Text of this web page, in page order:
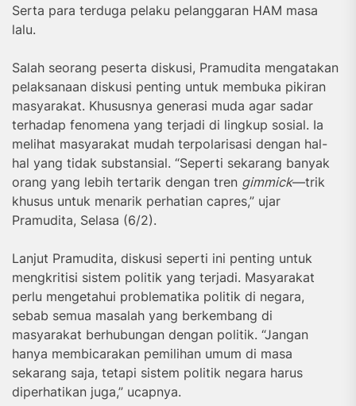
Serta para terduga pelaku pelanggaran HAM masa
lalu.
Salah seorang peserta diskusi, Pramudita mengatakan
pelaksanaan diskusi penting untuk membuka pikiran
masyarakat. Khususnya generasi muda agar sadar
terhadap fenomena yang terjadi di lingkup sosial. Ia
melihat masyarakat mudah terpolarisasi dengan hal-
hal yang tidak substansial. “Seperti sekarang banyak
orang yang lebih tertarik dengan tren gimmick—trik
khusus untuk menarik perhatian capres,” ujar
Pramudita, Selasa (6/2).
Lanjut Pramudita, diskusi seperti ini penting untuk
mengkritisi sistem politik yang terjadi. Masyarakat
perlu mengetahui problematika politik di negara,
sebab semua masalah yang berkembang di
masyarakat berhubungan dengan politik. “Jangan
hanya membicarakan pemilihan umum di masa
sekarang saja, tetapi sistem politik negara harus
diperhatikan juga,” ucapnya.